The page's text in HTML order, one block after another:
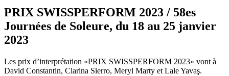
PRIX SWISSPERFORM 2023 / 58es
Journées de Soleure, du 18 au 25 janvier
2023
Les prix d’interprétation «PRIX SWISSPERFORM 2023» vont à
David Constantin, Clarina Sierro, Meryl Marty et Lale Yavaş.